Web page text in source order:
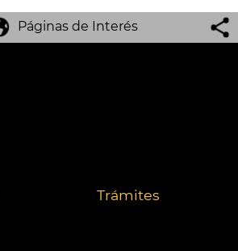
Páginas de Interés
Trámites